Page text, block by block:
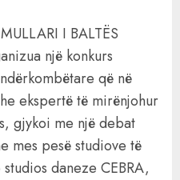
I BALTËS
një konkurs
që në
ekspertë të mirënjohur
gjykoi me një debat
mes pesë studiove të
daneze CEBRA,